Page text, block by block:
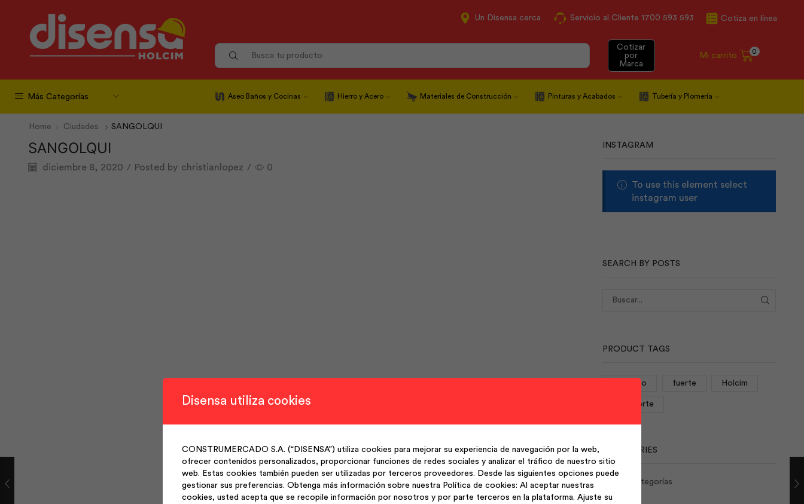
Un Disensa cerca Servicio al Cliente 1700 593 593 Cotiza en línea
Cotizar
por
Marca
Mi carrito 0
Más Categorías Aseo Baños y Cocinas Hierro y Acero Materiales de Construcción Pinturas y Acabados Tubería y Plomería
Home Ciudades SANGOLQUI
SANGOLQUI
diciembre 8, 2020 / Posted by christianlopez / 0
INSTAGRAM
To use this element select
instagram user
SEARCH BY POSTS
PRODUCT TAGS
cemento fuerte Holcim
rocafuerte
CATEGORIES
No hay categorías
Disensa utiliza cookies
CONSTRUMERCADO S.A. (“DISENSA”) utiliza cookies para mejorar su experiencia de navegación por la web,
ofrecer contenidos personalizados, proporcionar funciones de redes sociales y analizar el tráfico de nuestro sitio
web. Estas cookies también pueden ser utilizadas por terceros proveedores. Desde las siguientes opciones puede
gestionar sus preferencias. Obtenga más información sobre nuestra Política de cookies: Al aceptar nuestras
cookies, usted acepta que se recopile información por nosotros y por parte terceros en la plataforma. Ajuste su